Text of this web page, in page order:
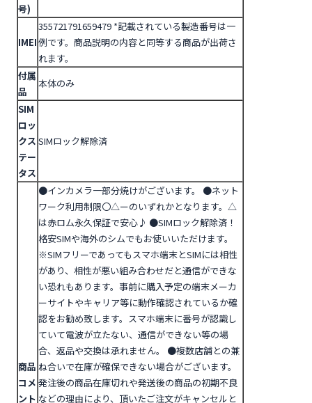
号)
IMEI
355721791659479 *記載されている製造番号は一
例です。商品説明の内容と同等する商品が出荷さ
れます。
付属
品
本体のみ
SIM
ロッ
クス
テー
タス
SIMロック解除済
商品
コメ
ント
●インカメラ一部分焼けがございます。
●ネット
ワーク利用制限〇△ーのいずれかとなります。△
は赤ロム永久保証で安心♪ ●SIMロック解除済！
格安SIMや海外のシムでもお使いいただけます。
※SIMフリーであってもスマホ端末とSIMには相性
があり、相性が悪い組み合わせだと通信ができな
い恐れもあります。事前に購入予定の端末メーカ
ーサイトやキャリア等に動作確認されているか確
認をお勧め致します。スマホ端末に番号が認識し
ていて電波が立たない、通信ができない等の場
合、返品や交換は承れません。
●複数店舗との兼
ね合いで在庫が確保できない場合がございます。
発注後の商品在庫切れや発送後の商品の初期不良
などの理由により、頂いたご注文がキャンセルと